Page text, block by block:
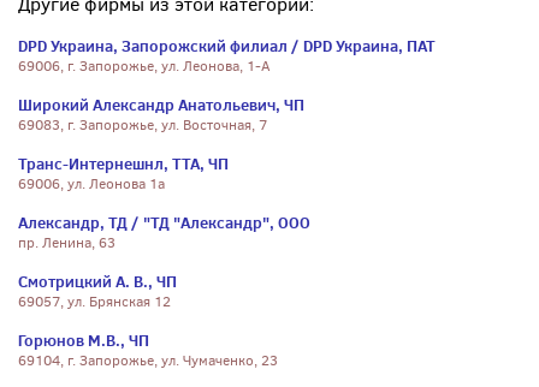
DPD Украина, Запорожский филиал / DPD Украина, ПАТ
69006, г. Запорожье, ул. Леонова, 1-А
Широкий Александр Анатольевич, ЧП
69083, г. Запорожье, ул. Восточная, 7
Транс-Интернешнл, ТТА, ЧП
69006, ул. Леонова 1а
Александр, ТД / "ТД "Александр", ООО
пр. Ленина, 63
Смотрицкий А. В., ЧП
69057, ул. Брянская 12
Горюнов М.В., ЧП
69104, г. Запорожье, ул. Чумаченко, 23